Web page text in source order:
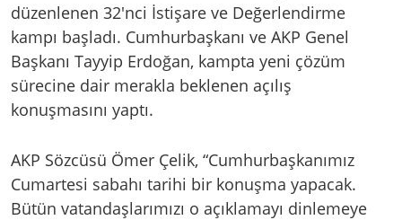
düzenlenen 32'nci İstişare ve Değerlendirme
kampı başladı. Cumhurbaşkanı ve AKP Genel
Başkanı Tayyip Erdoğan, kampta yeni çözüm
sürecine dair merakla beklenen açılış
konuşmasını yaptı.
AKP Sözcüsü Ömer Çelik, “Cumhurbaşkanımız
Cumartesi sabahı tarihi bir konuşma yapacak.
Bütün vatandaşlarımızı o açıklamayı dinlemeye